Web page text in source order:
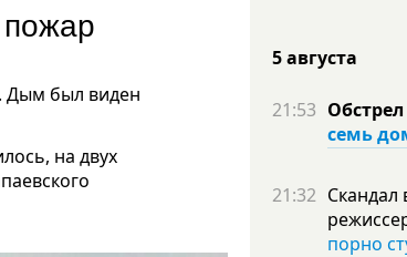
Дым был виден
на двух
5 августа
21:53
семь
21:32 Скандал
порно